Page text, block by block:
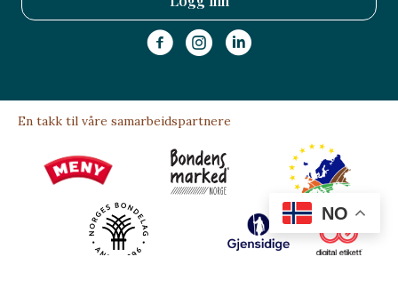
Aktiviteter og opplevelser Mat-og drikkeprodusenter
Møter, kurs
Servering
På Bergsdalstunet inviterer me deg til ekte og
minneverdige matopplevingar – her samlar me små og
store grupper til feiring, selskap og bryllaup mi…
NO